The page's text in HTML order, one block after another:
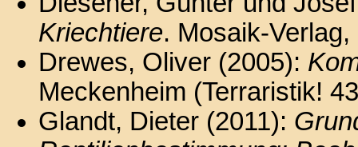
Kriechtiere. Mosaik-
Drewes, Oliver (2005):
Meckenheim (Terraristik!
Glandt, Dieter (2011):